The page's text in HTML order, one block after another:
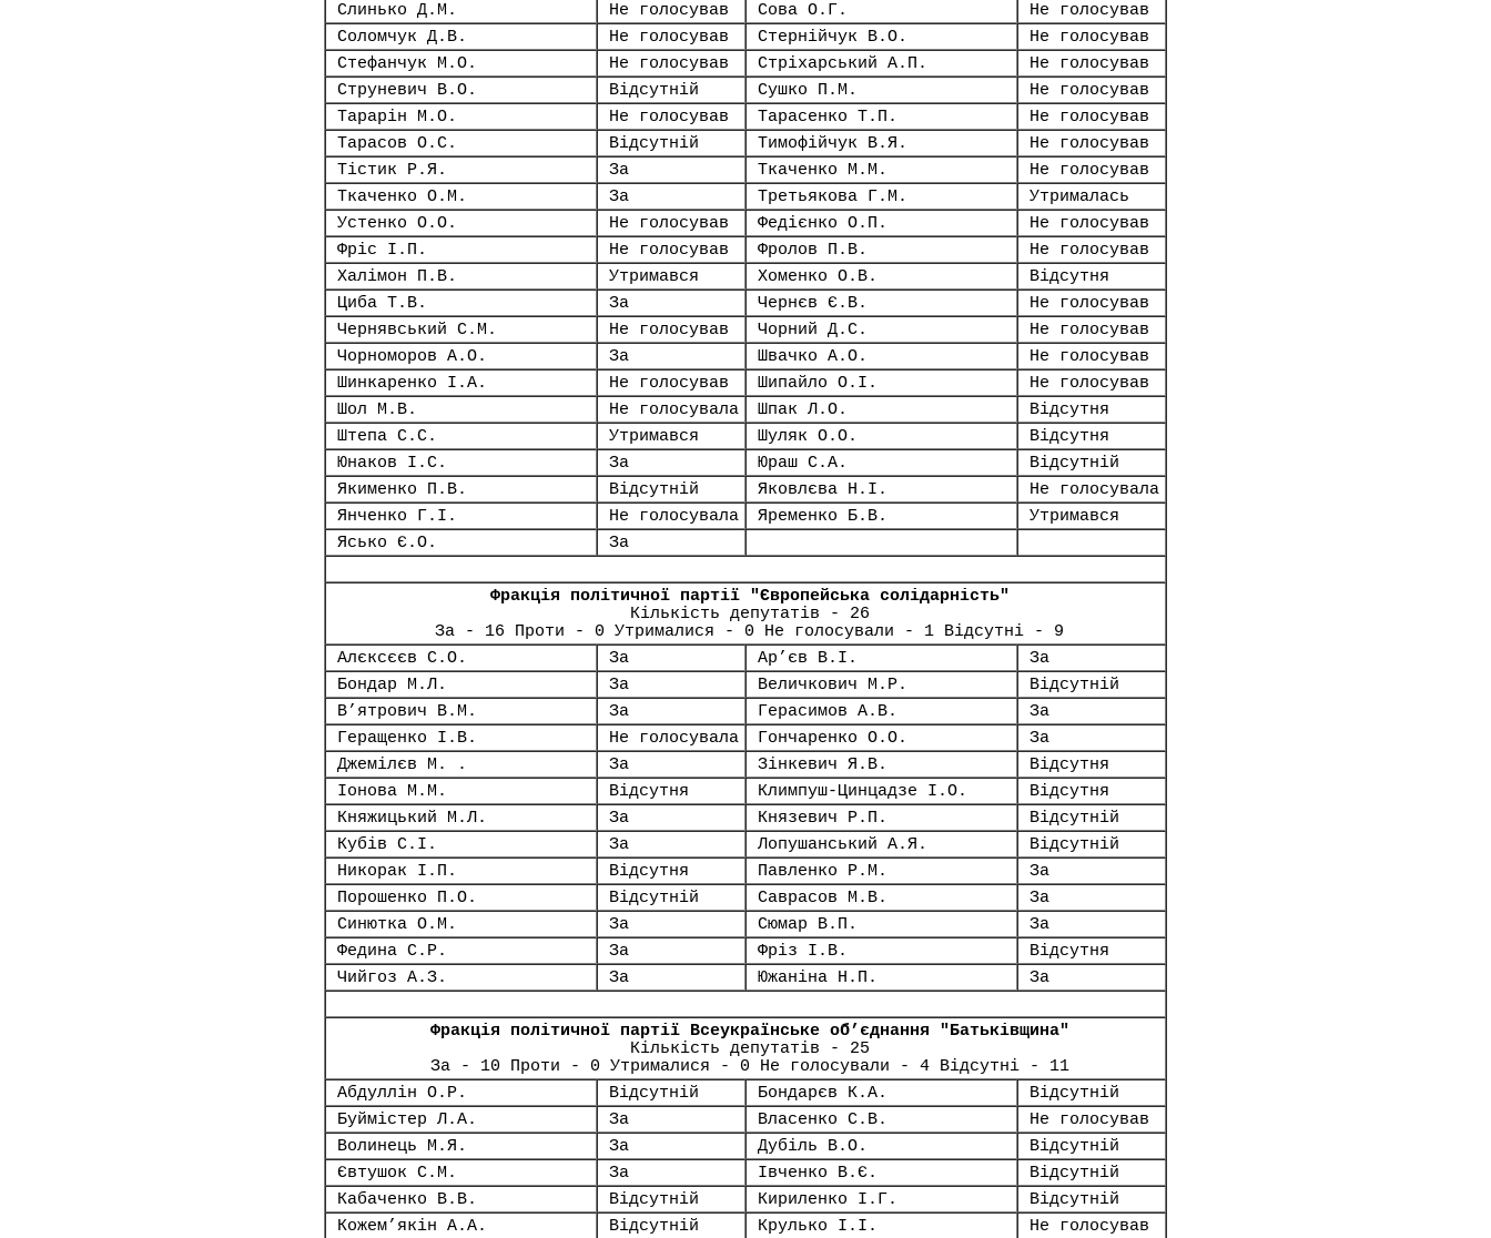
Слинько Д.М.
Не голосував Сова О.Г.
Не голосував
Соломчук Д.В.
Не голосував Стернійчук В.О.
Не голосував
Стефанчук М.О.
Не голосував Стріхарський А.П.
Не голосував
Струневич В.О.
Відсутній Сушко П.М.
Не голосував
Тарарін М.О.
Не голосував Тарасенко Т.П.
Не голосував
Тарасов О.С.
Відсутній Тимофійчук В.Я.
Не голосував
Тістик Р.Я.
За Ткаченко М.М.
Не голосував
Ткаченко О.М.
За Третьякова Г.М.
Утрималась
Устенко О.О.
Не голосував Федієнко О.П.
Не голосував
Фріс І.П.
Не голосував Фролов П.В.
Не голосував
Халімон П.В.
Утримався Хоменко О.В.
Відсутня
Циба Т.В.
За Чернєв Є.В.
Не голосував
Чернявський С.М.
Не голосував Чорний Д.С.
Не голосував
Чорноморов А.О.
За Швачко А.О.
Не голосував
Шинкаренко І.А.
Не голосував Шипайло О.І.
Не голосував
Шол М.В.
Не голосувала Шпак Л.О.
Відсутня
Штепа С.С.
Утримався Шуляк О.О.
Відсутня
Юнаков І.С.
За Юраш С.А.
Відсутній
Якименко П.В.
Відсутній Яковлєва Н.І.
Не голосувала
Янченко Г.І.
Не голосувала Яременко Б.В.
Утримався
Ясько Є.О.
За
Фракція політичної партії "Європейська солідарність"
Кількість депутатів - 26
За - 16 Проти - 0 Утрималися - 0 Не голосували - 1 Відсутні - 9
Алєксєєв С.О.
За Ар’єв В.І.
За
Бондар М.Л.
За Величкович М.Р.
Відсутній
В’ятрович В.М.
За Герасимов А.В.
За
Геращенко І.В.
Не голосувала Гончаренко О.О.
За
Джемілєв М. .
За Зінкевич Я.В.
Відсутня
Іонова М.М.
Відсутня Климпуш-Цинцадзе І.О.
Відсутня
Княжицький М.Л.
За Князевич Р.П.
Відсутній
Кубів С.І.
За Лопушанський А.Я.
Відсутній
Никорак І.П.
Відсутня Павленко Р.М.
За
Порошенко П.О.
Відсутній Саврасов М.В.
За
Синютка О.М.
За Сюмар В.П.
За
Федина С.Р.
За Фріз І.В.
Відсутня
Чийгоз А.З.
За Южаніна Н.П. За
Фракція політичної партії Всеукраїнське об’єднання "Батьківщина"
Кількість депутатів - 25
За - 10 Проти - 0 Утрималися - 0 Не голосували - 4 Відсутні - 11
Абдуллін О.Р.
Відсутній Бондарєв К.А.
Відсутній
Буймістер Л.А.
За Власенко С.В.
Не голосував
Волинець М.Я.
За Дубіль В.О.
Відсутній
Євтушок С.М.
За Івченко В.Є.
Відсутній
Кабаченко В.В.
Відсутній Кириленко І.Г.
Відсутній
Кожем’якін А.А.
Відсутній Крулько І.І. Не голосував